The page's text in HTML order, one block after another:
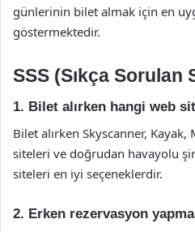
günlerinin bilet almak için en
göstermektedir.
SSS (Sıkça Sorulan
1. Bilet alırken hangi web
Bilet alırken Skyscanner,
siteleri ve doğrudan havayolu
siteleri en iyi seçeneklerdir.
2. Erken rezervasyon